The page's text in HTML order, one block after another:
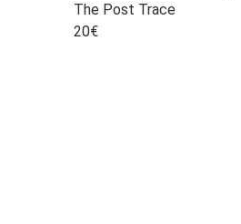
The Post Trace
20€